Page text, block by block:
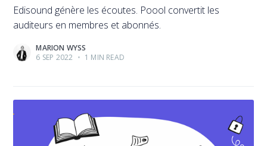
Edisound génère les écoutes. Poool convertit les
auditeurs en membres et abonnés.
MARION WYSS
6 SEP 2022 • 1 MIN READ